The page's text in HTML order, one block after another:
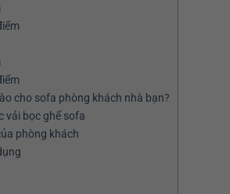
cho sofa phòng khách nhà bạn?
vải bọc ghế sofa
phòng khách